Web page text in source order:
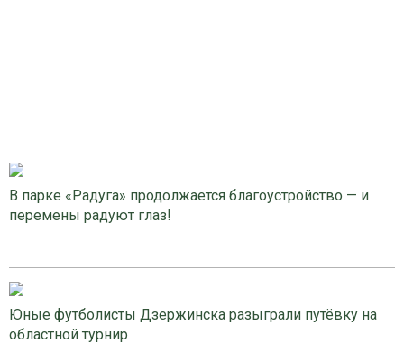
В парке «Радуга» продолжается благоустройство — и
перемены радуют глаз!
Юные футболисты Дзержинска разыграли путёвку на
областной турнир